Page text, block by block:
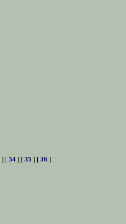
] [ 34] [ 35 ] [ 36 ]